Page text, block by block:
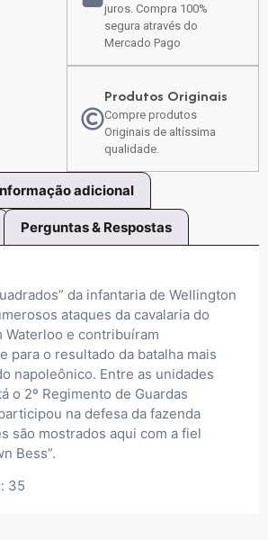
juros. Compra 100%
segura através do
Mercado Pago
Produtos Originais
Compre produtos
Originais de altíssima
qualidade.
adicional
Perguntas & Respostas
da infantaria de Wellington
ataques da cavalaria do
Waterloo e contribuíram
para o resultado da batalha mais
napoleônico. Entre as unidades
o 2º Regimento de Guardas
na defesa da fazenda
são mostrados aqui com a fiel
Bess”.
35